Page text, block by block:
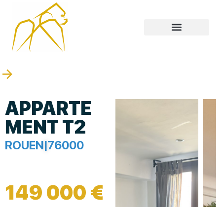
APPARTE
MENT T2
ROUEN|76000
149 000 €